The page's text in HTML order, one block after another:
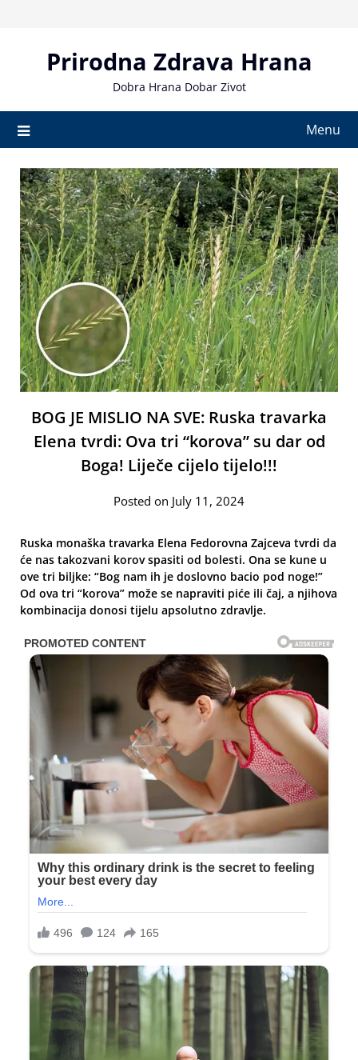
Prirodna Zdrava Hrana
Dobra Hrana Dobar Zivot
Menu
BOG JE MISLIO NA SVE: Ruska travarka
Elena tvrdi: Ova tri “korova” su dar od
Boga! Liječe cijelo tijelo!!!
Posted on July 11, 2024
Ruska monaška travarka Elena Fedorovna Zajceva tvrdi da
će nas takozvani korov spasiti od bolesti. Ona se kune u
ove tri biljke: “Bog nam ih je doslovno bacio pod noge!”
Od ova tri “korova” može se napraviti piće ili čaj, a njihova
kombinacija donosi tijelu apsolutno zdravlje.